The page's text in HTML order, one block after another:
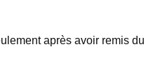
après avoir remis